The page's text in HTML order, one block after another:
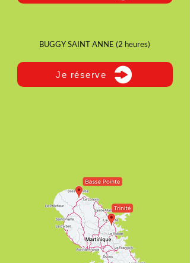
BUGGY SAINT ANNE (2 heures)
Je réserve